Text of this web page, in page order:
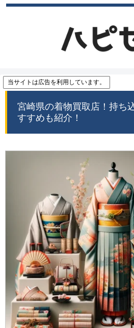
当サイトは広告を利用しています。
宮崎県の着物買取店！持ち
すすめも紹介！